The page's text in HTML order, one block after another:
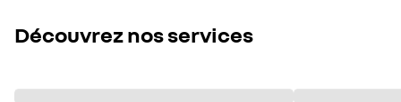
Découvrez nos services